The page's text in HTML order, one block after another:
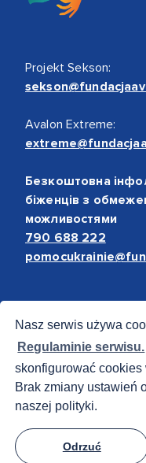
Nasz serwis używa
Regulaminie serwisu.
skonfigurować
Brak zmiany ustawień
naszej polityki.
Odrzuć
Projekt Sekson:
Avalon Extreme:
Безкоштовна
біженців з
можливостями
790 688 222
Bezpieczne płatności
© 2012 -